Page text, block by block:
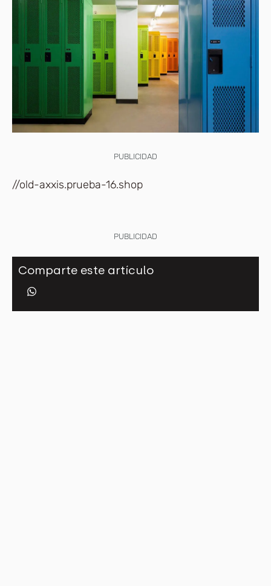
PUBLICIDAD
//old-axxis.prueba-16.shop
PUBLICIDAD
Comparte este artículo